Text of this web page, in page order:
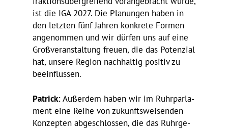
ist die IGA 2027. Die Planungen haben in
den letzten fünf Jahren konkrete Formen
ange­nommen und wir dürfen uns auf eine
Groß­ver­an­stal­tung freuen, die das Poten­zial
hat, unsere Region nach­haltig positiv zu
beeinflussen.
Patrick:Außerdem haben wir im Ruhr­par­la­
ment eine Reihe von zukunfts­wei­senden
Konzepten abge­schlossen, die das Ruhr­ge­